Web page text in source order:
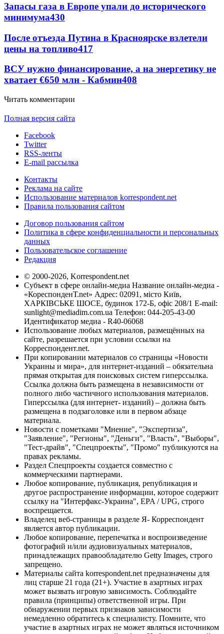
Запасы газа в Европе упали до исторического
минимума430
После отъезда Путина в Красноярске взлетели
цены на топливо417
ВСУ нужно финансирование, а на энергетику не
хватает €650 млн - Кабмин408
Читать комментарии
Полная версия сайта
Facebook
Twitter
RSS-ленты
E-mail рассылка
Контакты
Реклама на сайте
Использование материалов korrespondent.net
Правила пользования сайтом
Договор пользования сайтом
Политика в сфере конфиденциальности и персональных
данных
Пользовательское соглашение
Редакция
© 2000-2026, Korrespondent.net
Субъект в сфере онлайн-медиа Название онлайн-медиа -
«КореспонденТ.net» Адрес: 02091, місто Київ,
ХАРКІВСЬКЕ ШОСЕ, будинок 172-Б, офіс 208/1 E-mail:
sunlight@mediadim.com.ua Телефон: 044-205-43-00
Идентификатор медиа - R40-06068
Использование любых материалов, размещённых на
сайте, разрешается при условии ссылки на
Корреспондент.net.
При копировании материалов со страницы «Новости
Украины и мира», для интернет-изданий – обязательна
прямая открытая для поисковых систем гиперссылка.
Ссылка должна быть размещена в независимости от
полного либо частичного использования материалов.
Гиперссылка (для интернет- изданий) – должна быть
размещена в подзаголовке или в первом абзаце
материала.
Новости с пометками "Мнение", "Экспертиза",
"Заявление", "Регионы", "Деньги", "Власть", "Выборы",
"Тест-драйв", "Спецпроекты", "Промо" публикуются на
правах рекламы.
Раздел Спецпроекты создается совместно с
коммерческими партнерами.
Любое копирование, публикация, републикация и
другое распространение информации, которое содержит
ссылку на "Интерфакс-Украина", EPA / UPG, строго
воспрещается.
Владелец веб-страницы в разделе Я- Корреспондент
является автор публикации.
Любое копирование, перепечатка и воспроизведение
фотографий и/или аудиовизуальных материалов,
принадлежащих правообладателю Getty Images, строго
запрещено.
Материалы сайта korrespondent.net предназначены для
лиц старше 21 года (21+). Участие в азартных играх
может вызвать игровую зависимость. Соблюдайте
правила (принципы) ответственной игры. При
обнаружении первых признаков зависимости
немедленно обратитесь к специалисту. Помните, что
участие в азартных играх не может являться источником